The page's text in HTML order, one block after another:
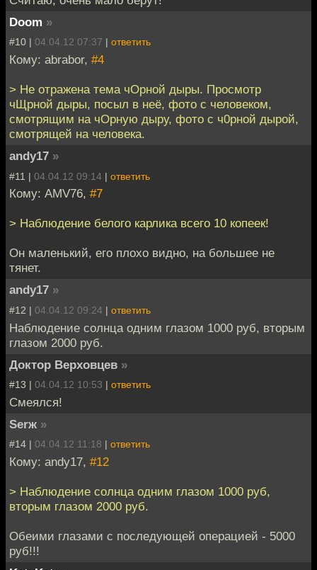
Doom »
#10 | 04.04.12 07:37 | ответить
Кому: abrabor, #4
> Не отражена тема чОрной дыры. Просмотр
чЩрной дыры, посыл в неё, фото с человеком,
смотрящим на чОрную дыру, фото с ч0рной дырой,
смотрящей на человека.
andy17 »
#11 | 04.04.12 09:14 | ответить
Кому: AMV76, #7
> Наблюдение белого карлика всего 10 копеек!
Он маленький, его плохо видно, на большее не
тянет.
andy17 »
#12 | 04.04.12 09:24 | ответить
Наблюдение солнца одним глазом 1000 руб, вторым
глазом 2000 руб.
Доктор Верховцев »
#13 | 04.04.12 10:53 | ответить
Смеялся!
Serж »
#14 | 04.04.12 11:18 | ответить
Кому: andy17, #12
> Наблюдение солнца одним глазом 1000 руб,
вторым глазом 2000 руб.
Обеими глазами с последующей операцией - 5000
руб!!!